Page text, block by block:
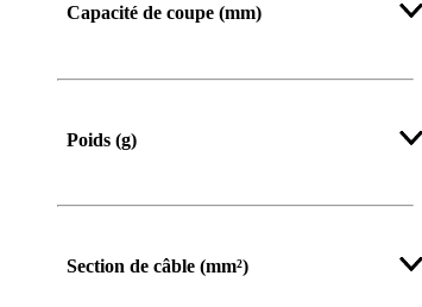
Capacité de coupe (mm)
Poids (g)
Section de câble (mm²)